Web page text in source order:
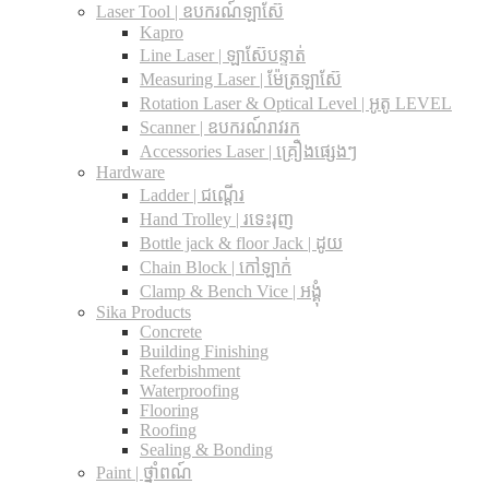
Laser Tool | ឧបករណ៍ឡាស៊ែ
Kapro
Line Laser | ឡាស៊ែបន្ទាត់
Measuring Laser | ម៉ែត្រឡាស៊ែ
Rotation Laser & Optical Level | អូតូ LEVEL
Scanner | ឧបករណ៍រាវរក
Accessories Laser | គ្រឿងផ្សេងៗ
Hardware
Ladder | ជណ្តើរ
Hand Trolley | រទេះរុញ
Bottle jack & floor Jack​ | ដូយ
Chain Block | កៅឡាក់
Clamp & Bench Vice | អង្គុំ
Sika Products
Concrete
Building Finishing
Referbishment
Waterproofing
Flooring
Roofing
Sealing & Bonding
Paint | ថ្នាំពណ៍